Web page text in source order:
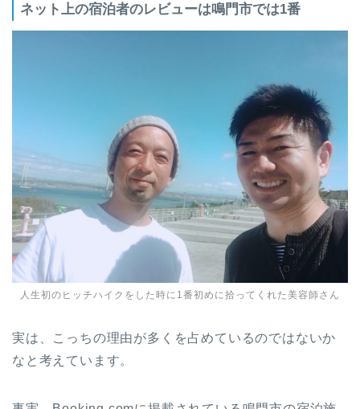
ネット上の宿泊者のレビューは鳴門市では1番
人生初のヒッチハイクをした時に1番初めに拾ってくれた美容師さん
実は、こっちの理由が多くを占めているのではないか
なと考えています。